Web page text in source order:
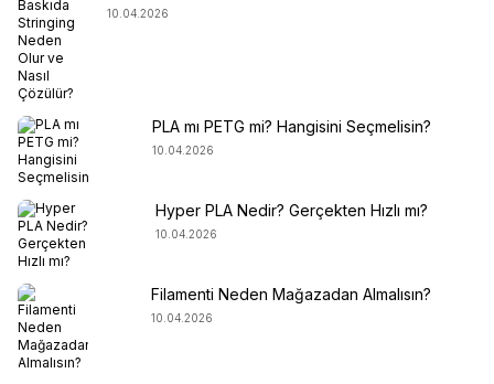
10.04.2026
PLA mı PETG mi? Hangisini Seçmelisin?
10.04.2026
Hyper PLA Nedir? Gerçekten Hızlı mı?
10.04.2026
Filamenti Neden Mağazadan Almalısın?
10.04.2026